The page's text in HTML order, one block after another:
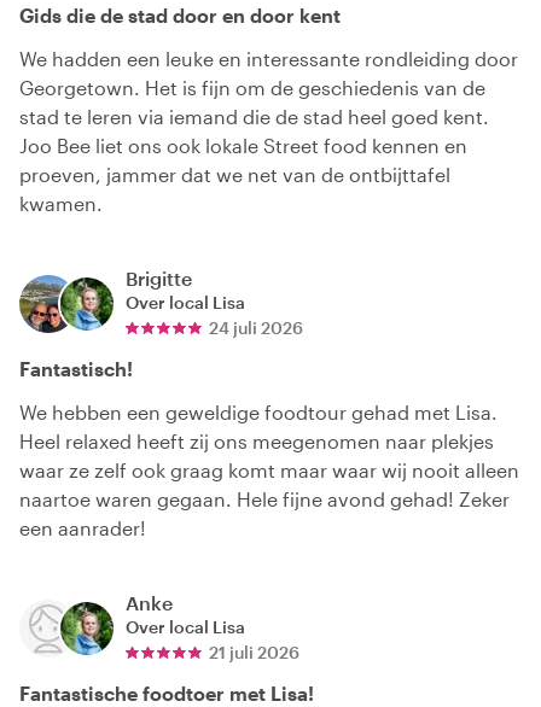
Gids die de stad door en door kent
We hadden een leuke en interessante rondleiding door
Georgetown. Het is fijn om de geschiedenis van de
stad te leren via iemand die de stad heel goed kent.
Joo Bee liet ons ook lokale Street food kennen en
proeven, jammer dat we net van de ontbijttafel
kwamen.
Brigitte
Over local Lisa
24 juli 2026
Fantastisch!
We hebben een geweldige foodtour gehad met Lisa.
Heel relaxed heeft zij ons meegenomen naar plekjes
waar ze zelf ook graag komt maar waar wij nooit alleen
naartoe waren gegaan. Hele fijne avond gehad! Zeker
een aanrader!
Anke
Over local Lisa
21 juli 2026
Fantastische foodtoer met Lisa!